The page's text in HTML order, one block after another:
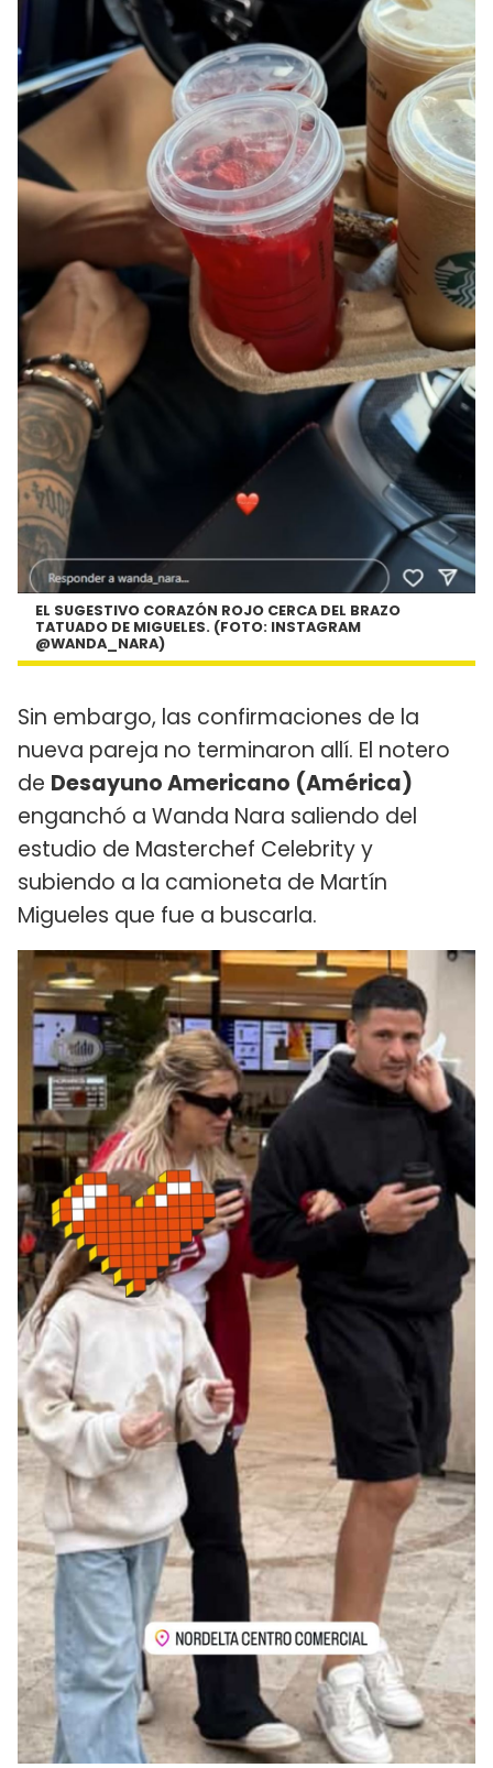
EL SUGESTIVO CORAZÓN ROJO CERCA DEL BRAZO
TATUADO DE MIGUELES. (FOTO: INSTAGRAM
@WANDA_NARA)
Sin embargo, las confirmaciones de la
nueva pareja no terminaron allí. El notero
de Desayuno Americano (América)
enganchó a Wanda Nara saliendo del
estudio de Masterchef Celebrity y
subiendo a la camioneta de Martín
Migueles que fue a buscarla.